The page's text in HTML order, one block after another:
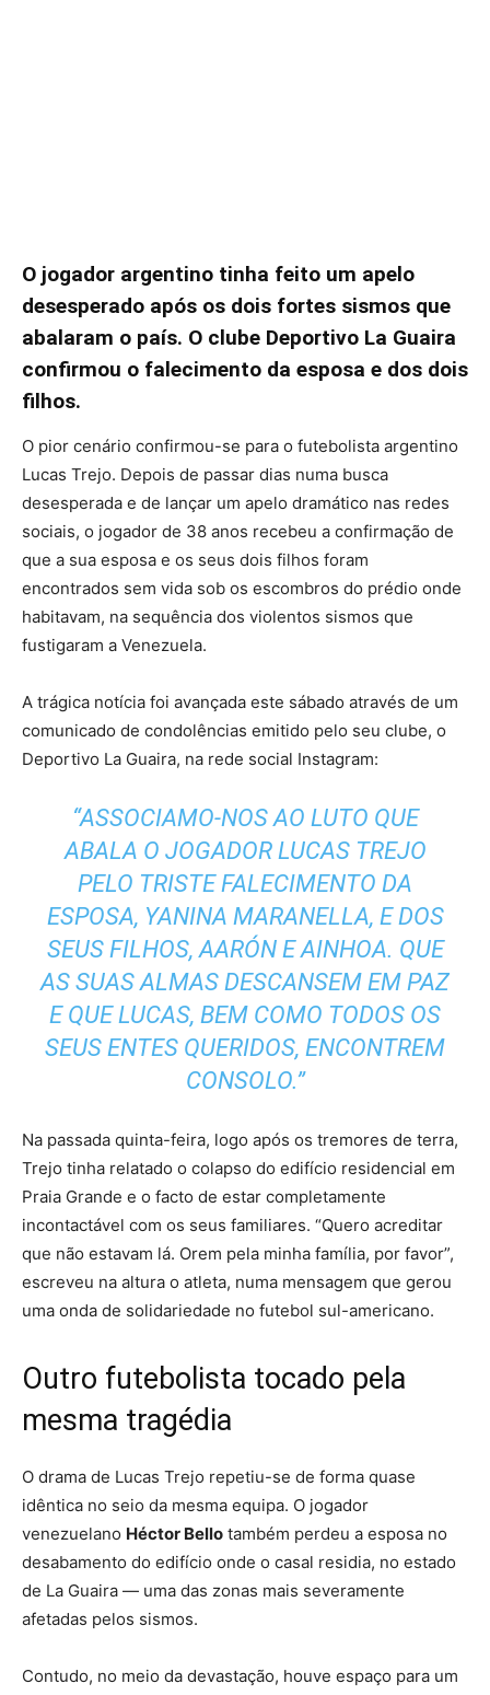
O jogador argentino tinha feito um apelo
desesperado após os dois fortes sismos que
abalaram o país. O clube Deportivo La Guaira
confirmou o falecimento da esposa e dos dois
filhos.
O pior cenário confirmou-se para o futebolista argentino
Lucas Trejo. Depois de passar dias numa busca
desesperada e de lançar um apelo dramático nas redes
sociais, o jogador de 38 anos recebeu a confirmação de
que a sua esposa e os seus dois filhos foram
encontrados sem vida sob os escombros do prédio onde
habitavam, na sequência dos violentos sismos que
fustigaram a Venezuela.
A trágica notícia foi avançada este sábado através de um
comunicado de condolências emitido pelo seu clube, o
Deportivo La Guaira, na rede social Instagram:
“ASSOCIAMO-NOS AO LUTO QUE
ABALA O JOGADOR LUCAS TREJO
PELO TRISTE FALECIMENTO DA
ESPOSA, YANINA MARANELLA, E DOS
SEUS FILHOS, AARÓN E AINHOA. QUE
AS SUAS ALMAS DESCANSEM EM PAZ
E QUE LUCAS, BEM COMO TODOS OS
SEUS ENTES QUERIDOS, ENCONTREM
CONSOLO.”
Na passada quinta-feira, logo após os tremores de terra,
Trejo tinha relatado o colapso do edifício residencial em
Praia Grande e o facto de estar completamente
incontactável com os seus familiares. “Quero acreditar
que não estavam lá. Orem pela minha família, por favor”,
escreveu na altura o atleta, numa mensagem que gerou
uma onda de solidariedade no futebol sul-americano.
Outro futebolista tocado pela
mesma tragédia
O drama de Lucas Trejo repetiu-se de forma quase
idêntica no seio da mesma equipa. O jogador
venezuelano Héctor Bello também perdeu a esposa no
desabamento do edifício onde o casal residia, no estado
de La Guaira — uma das zonas mais severamente
afetadas pelos sismos.
Contudo, no meio da devastação, houve espaço para um